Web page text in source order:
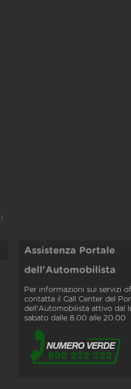
Assistenza Portale
dell'Automobilista
Per informazioni sui servizi
contatta il Call Center del
dell'Automobilista attivo dal
sabato dalle 8.00 alle 20.00